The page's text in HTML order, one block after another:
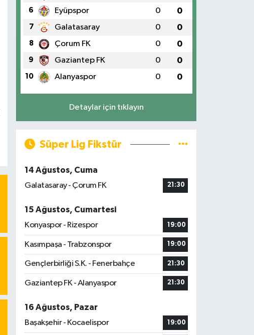
6 Eyüpspor 0 0
7 Galatasaray 0 0
8 Çorum FK 0 0
9 Gaziantep FK 0 0
10 Alanyaspor 0 0
Detaylar için tıklayın
Süper Lig Fikstür
14 Ağustos, Cuma
Galatasaray - Çorum FK
21:30
15 Ağustos, Cumartesi
Konyaspor - Rizespor
19:00
Kasımpaşa - Trabzonspor 19:00
Gençlerbirliği S.K. - Fenerbahçe 21:30
Gaziantep FK - Alanyaspor 21:30
16 Ağustos, Pazar
Başakşehir - Kocaelispor
19:00